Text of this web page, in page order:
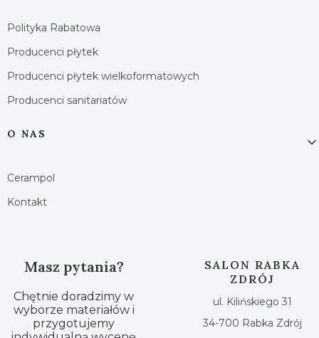
Polityka Rabatowa
Producenci płytek
Producenci płytek wielkoformatowych
Producenci sanitariatów
O NAS
Cerampol
Kontakt
Masz pytania?
Chętnie doradzimy w
wyborze materiałów i
przygotujemy
SALON RABKA
ZDRÓJ
ul. Kilińskiego 31
34-700 Rabka Zdrój